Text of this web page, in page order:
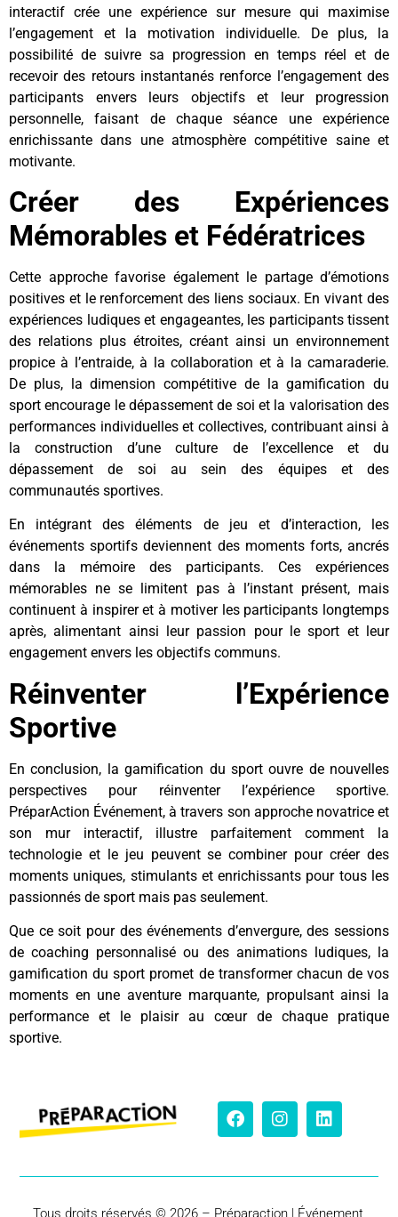
interactif crée une expérience sur mesure qui maximise
l’engagement et la motivation individuelle. De plus, la
possibilité de suivre sa progression en temps réel et de
recevoir des retours instantanés renforce l’engagement des
participants envers leurs objectifs et leur progression
personnelle, faisant de chaque séance une expérience
enrichissante dans une atmosphère compétitive saine et
motivante.
Créer des Expériences
Mémorables et Fédératrices
Cette approche favorise également le partage d’émotions
positives et le renforcement des liens sociaux. En vivant des
expériences ludiques et engageantes, les participants tissent
des relations plus étroites, créant ainsi un environnement
propice à l’entraide, à la collaboration et à la camaraderie.
De plus, la dimension compétitive de la gamification du
sport encourage le dépassement de soi et la valorisation des
performances individuelles et collectives, contribuant ainsi à
la construction d’une culture de l’excellence et du
dépassement de soi au sein des équipes et des
communautés sportives.
En intégrant des éléments de jeu et d’interaction, les
événements sportifs deviennent des moments forts, ancrés
dans la mémoire des participants. Ces expériences
mémorables ne se limitent pas à l’instant présent, mais
continuent à inspirer et à motiver les participants longtemps
après, alimentant ainsi leur passion pour le sport et leur
engagement envers les objectifs communs.
Réinventer l’Expérience
Sportive
En conclusion, la gamification du sport ouvre de nouvelles
perspectives pour réinventer l’expérience sportive.
PréparAction Événement, à travers son approche novatrice et
son mur interactif, illustre parfaitement comment la
technologie et le jeu peuvent se combiner pour créer des
moments uniques, stimulants et enrichissants pour tous les
passionnés de sport mais pas seulement.
Que ce soit pour des événements d’envergure, des sessions
de coaching personnalisé ou des animations ludiques, la
gamification du sport promet de transformer chacun de vos
moments en une aventure marquante, propulsant ainsi la
performance et le plaisir au cœur de chaque pratique
sportive.
Tous droits réservés © 2026 – Préparaction | Événement,